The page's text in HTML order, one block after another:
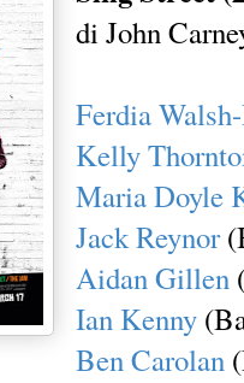
di John
Ferdia
Kelly
Maria Doyle
Jack Reynor
Aidan Gillen
Ian Kenny
Ben Carolan